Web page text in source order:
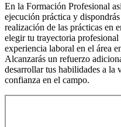
En la Formación Profesional
ejecución práctica y
realización de las prácticas en
elegir tu trayectoria
experiencia laboral en el área
Alcanzarás un refuerzo
desarrollar tus habilidades a la
confianza en el campo.